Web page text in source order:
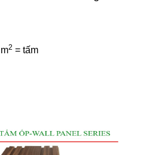
2 = tấm